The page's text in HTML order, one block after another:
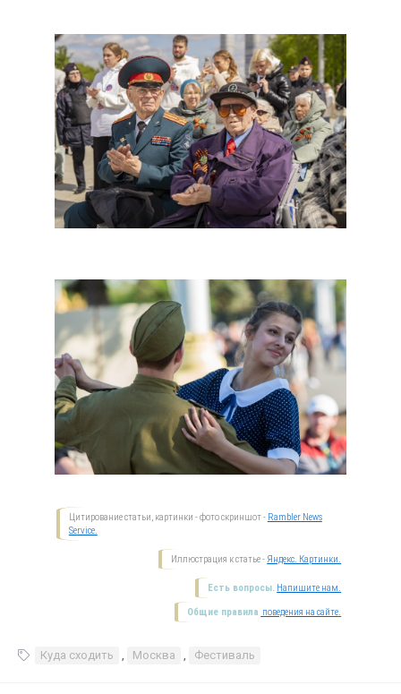
Цитирование статьи, картинки - фото скриншот - Rambler News
Service.
Иллюстрация к статье - Яндекс. Картинки.
Есть вопросы. Напишите нам.
Общие правила поведения на сайте.
Куда сходить Москва Фестиваль